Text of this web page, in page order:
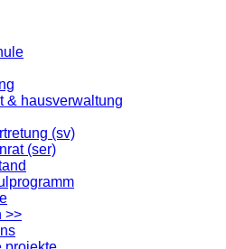
& hausverwaltung
(sv)
(ser)
>>